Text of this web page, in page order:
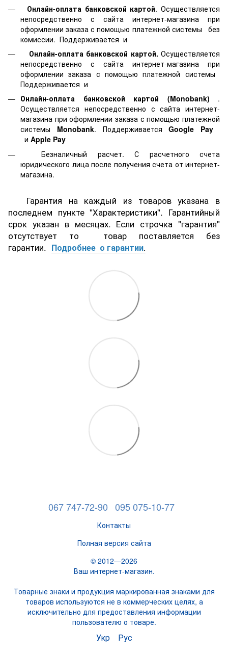
Онлайн-оплата банковской картой. Осуществляется
непосредственно с сайта интернет-магазина при
оформлении заказа с помощью платежной системы
без
комиссии. Поддерживается и
Онлайн-оплата банковской картой. Осуществляется
непосредственно с сайта интернет-магазина при
оформлении заказа с помощью платежной системы
Поддерживается и
Онлайн-оплата банковской картой
(Monobank) .
Осуществляется непосредственно с сайта интернет-
магазина при оформлении заказа с помощью платежной
системы Monobank. ПоддерживаетсяGoogle Pay
и Apple Pay
Безналичный расчет. С расчетного счета
юридического лица после получения счета от интернет-
магазина.
Гарантия на каждый из товаров указана в
последнем пункте "Характеристики". Гарантийный
срок указан в месяцах. Если строчка "гарантия"
отсутствует то товар поставляется без
гарантии. Подробнее о гарантии.
067 747-72-90 095 075-10-77
Контакты
Полная версия сайта
© 2012—2026
Ваш интернет-магазин.
Товарные знаки и продукция маркированная знаками для
товаров используются не в коммерческих целях, а
исключительно для предоставления информации
пользователю о товаре.
Укр Рус